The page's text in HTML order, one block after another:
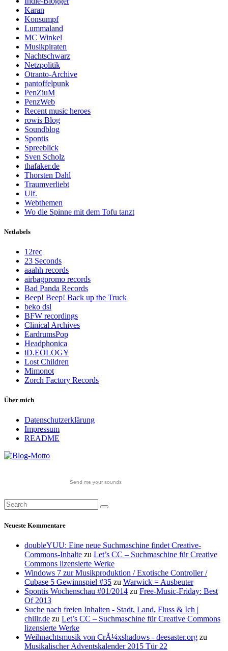
Karan
Konsumpf
Lummaland
MC Winkel
Musikpiraten
Nachtschwarz
Netzpolitik
Otranto-Archive
pantoffelpunk
PenZiuM
PenzWeb
Recent music heroes
rowis Blog
Soundblog
Spontis
Spreeblick
Sven Scholz
thafaker.de
Thorsten Dahl
Traumverliebt
Ulf.
Webthemen
Wo die Spinne mit dem Tofu tanzt
Netlabels
12rec
23 Seconds
aaahh records
airbagpromo records
Bad Panda Records
Beep! Beep! Back up the Truck
beko dsl
BFW recordings
Clinical Archives
EardrumsPop
Headphonica
iD.EOLOGY
Lost Children
Mimonot
Zorch Factory Records
Über mich
Datenschutzerklärung
Impressum
README
Send me your sounds
Neueste Kommentare
doubleYUU: Eine neue Suchmaschine findet Creative-
Commons-Inhalte zu Let’s CC – Suchmaschine für Creative
Commons lizensierte Werke
Windows 7 zur Musikproduktion / Exotische Controller /
Cubase 5 Gewinnspiel #35 zu Warwick = Ausbeuter
Spontis Wochenschau #01/2014 zu Free-Music-Friday: Best
Of 2013
Suche nach freien Inhalten - Stadt, Land, Fluss & Ich |
chillr.de zu Let’s CC – Suchmaschine für Creative Commons
lizensierte Werke
Weihnachtsmusik von CrÃ¼xshadows - deesaster.org zu
Musikalischer Adventskalender 2015 Tür 22